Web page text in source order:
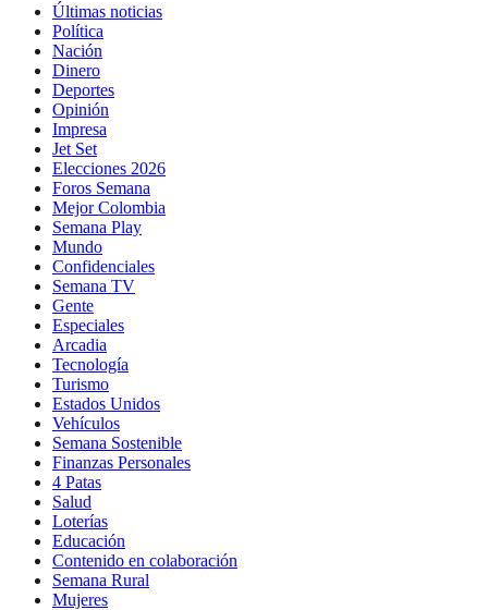
Últimas noticias
Política
Nación
Dinero
Deportes
Opinión
Impresa
Jet Set
Elecciones 2026
Foros Semana
Mejor Colombia
Semana Play
Mundo
Confidenciales
Semana TV
Gente
Especiales
Arcadia
Tecnología
Turismo
Estados Unidos
Vehículos
Semana Sostenible
Finanzas Personales
4 Patas
Salud
Loterías
Educación
Contenido en colaboración
Semana Rural
Mujeres